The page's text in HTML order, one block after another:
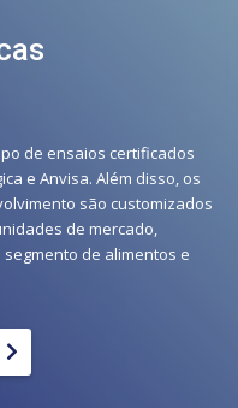
de ensaios certificados
e Anvisa. Além disso, os
são customizados
de mercado,
de alimentos e